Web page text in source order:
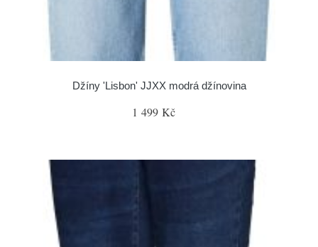
Džíny 'Lisbon' JJXX modrá džínovina
1 499 Kč